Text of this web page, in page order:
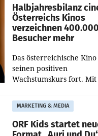
Halbjahresbilanz
Österreichs Kinos
verzeichnen 400.000
Besucher mehr
Das österreichische Kino
seinen positiven
Wachstumskurs fort.
und Besucher höheren
Nettoreichweite im ersten
Halbjahr 2026
MARKETING & MEDIA
ORF Kids startet